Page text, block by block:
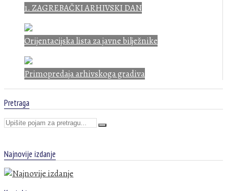
1. ZAGREBAČKI ARHIVSKI DAN
Orijentacijska lista za javne bilježnike
Primopredaja arhivskoga gradiva
Pretraga
Najnovije izdanje